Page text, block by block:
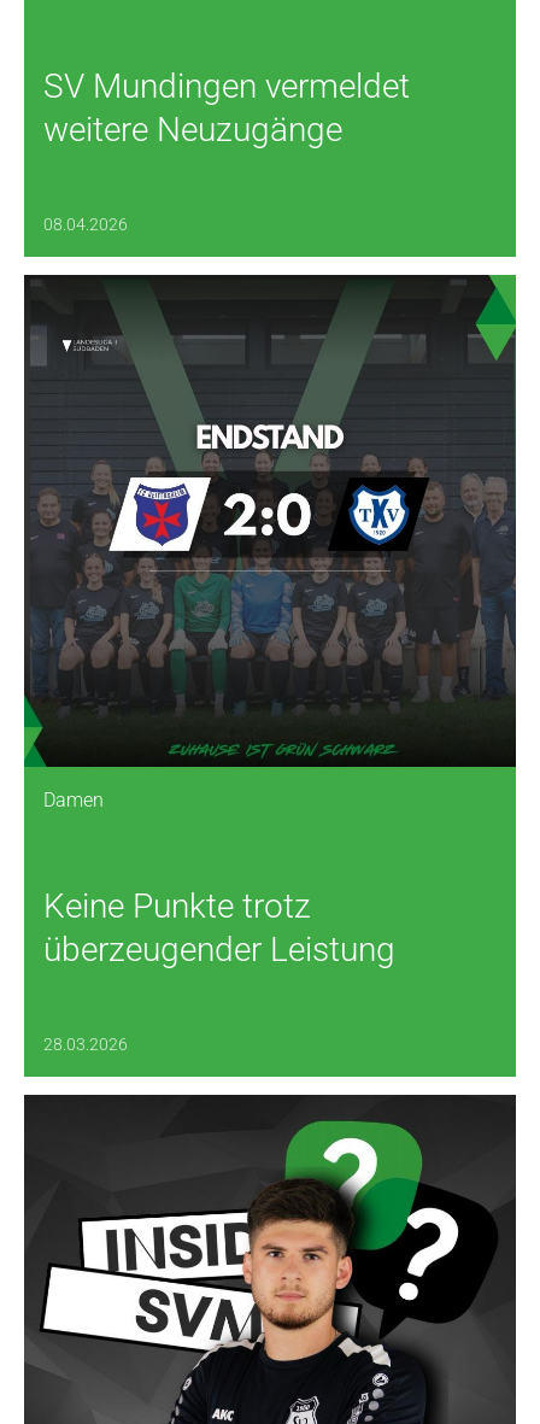
SV Mundingen vermeldet
weitere Neuzugänge
08.04.2026
Damen
Keine Punkte trotz
überzeugender Leistung
28.03.2026